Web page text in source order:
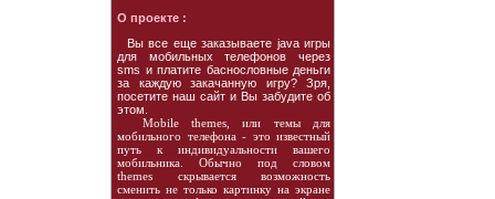
О проекте :
Вы все еще заказываете java игры
для мобильных телефонов через
sms и платите баснословные деньги
за каждую закачанную игру? Зря,
посетите наш сайт и Вы забудите об
этом.
Mobile themes, или темы для
мобильного телефона - это известный
путь к индивидуальности вашего
мобильника. Обычно под словом
themes скрывается возможность
сменить не только картинку на экране